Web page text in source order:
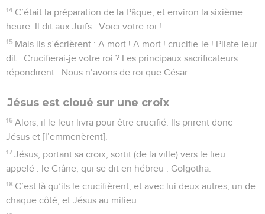
14 C’était la préparation de la Pâque, et environ la sixième
heure. Il dit aux Juifs : Voici votre roi !
15 Mais ils s’écrièrent : A mort ! A mort ! crucifie-le ! Pilate leur
dit : Crucifierai-je votre roi ? Les principaux sacrificateurs
répondirent : Nous n’avons de roi que César.
Jésus est cloué sur une croix
16 Alors, il le leur livra pour être crucifié. Ils prirent donc
Jésus et [l’emmenèrent].
17 Jésus, portant sa croix, sortit (de la ville) vers le lieu
appelé : le Crâne, qui se dit en hébreu : Golgotha.
18 C’est là qu’ils le crucifièrent, et avec lui deux autres, un de
chaque côté, et Jésus au milieu.